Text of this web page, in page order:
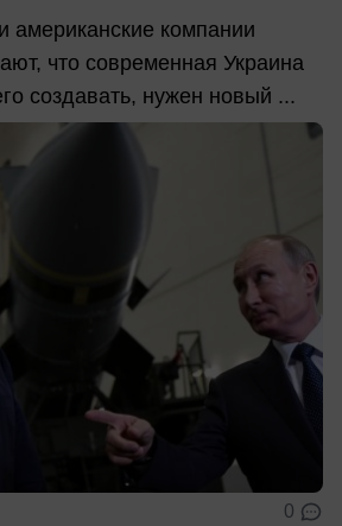
компании
что современная Украина
создавать, нужен новый ...
0